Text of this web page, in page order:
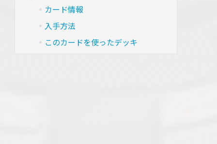
カード情報
入手方法
このカードを使ったデッキ